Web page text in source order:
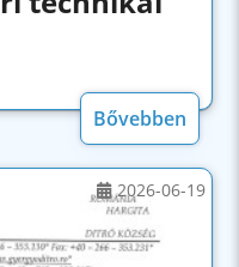
Bővebben
2026-06-19